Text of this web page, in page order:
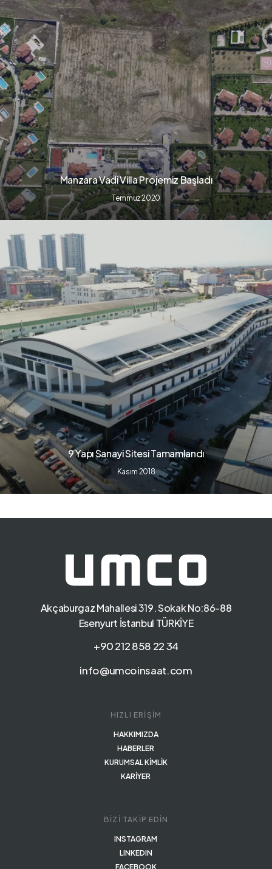
Manzara Vadi Villa Projemiz Başladı
Temmuz 2020
9 Yapı Sanayi Sitesi Tamamlandı
Kasım 2018
Akçaburgaz Mahallesi 319. Sokak No:86-88
Esenyurt İstanbul TÜRKİYE
+90 212 858 22 34
info@umcoinsaat.com
HIZLI ERİŞİM
HAKKIMIZDA
HABERLER
KURUMSAL KİMLİK
KARİYER
BİZİ TAKİP EDİN
INSTAGRAM
LINKEDIN
FACEBOOK